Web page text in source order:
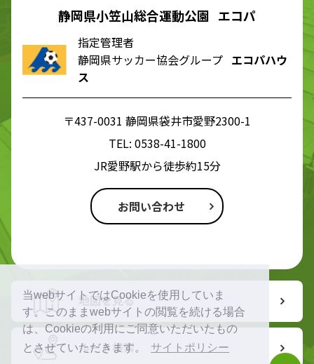
当webサイトではCookieを使用していま
す。このままwebサイトの閲覧を続ける場合
は、Cookieの利用にご同意いただいたもの
とさせていただきます。
サイトポリシー
静岡県小笠山総合運動公園 エコパ
指定管理者
静岡県サッカー協会グループ エコパハウ
ス
〒437-0031 静岡県袋井市愛野2300-1
TEL: 0538-41-1800
JR愛野駅から徒歩約15分
お問い合わせ
地図を見る
ルート検索